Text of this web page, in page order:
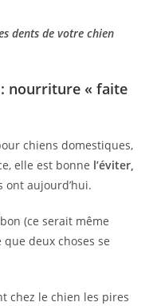
dents de votre chien
nourriture « faite
chiens domestiques,
elle est bonne l’éviter,
ont aujourd’hui.
(ce serait même
deux choses se
chez le chien les pires